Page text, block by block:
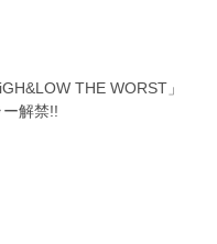
THE WORST」
ー解禁!!